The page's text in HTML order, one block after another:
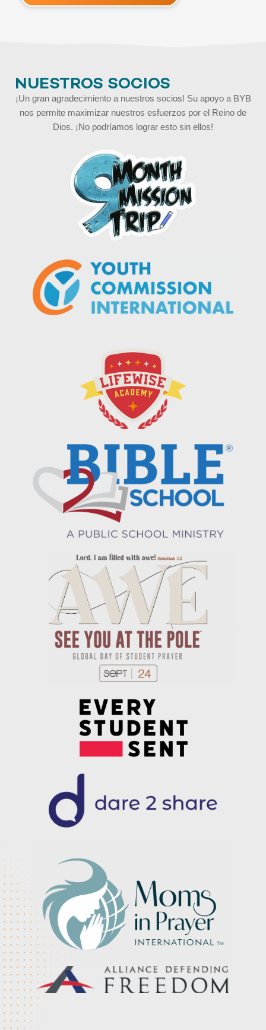
NUESTROS SOCIOS
¡Un gran agradecimiento a nuestros socios! Su apoyo a BYB
nos permite maximizar nuestros esfuerzos por el Reino de
Dios. ¡No podríamos lograr esto sin ellos!